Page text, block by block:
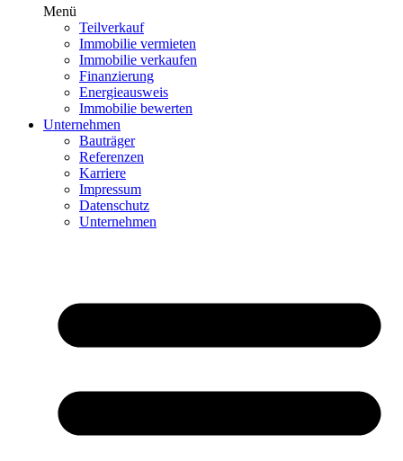
Menü
Teilverkauf
Immobilie vermieten
Immobilie verkaufen
Finanzierung
Energieausweis
Immobilie bewerten
Unternehmen
Bauträger
Referenzen
Karriere
Impressum
Datenschutz
Unternehmen